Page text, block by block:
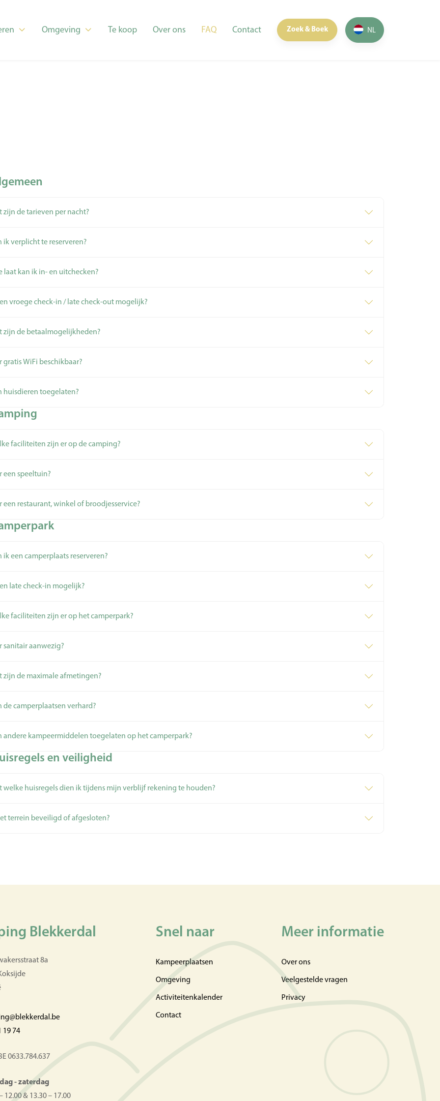
Omgeving Te koop Over ons FAQ Contact Zoek & Boek NL
zijn de tarieven per nacht?
ik verplicht te reserveren?
laat kan ik in- en uitchecken?
vroege check-in / late check-out mogelijk?
zijn de betaalmogelijkheden?
gratis WiFi beschikbaar?
huisdieren toegelaten?
faciliteiten zijn er op de camping?
een speeltuin?
een restaurant, winkel of broodjesservice?
ik een camperplaats reserveren?
late check-in mogelijk?
faciliteiten zijn er op het camperpark?
sanitair aanwezig?
zijn de maximale afmetingen?
de camperplaatsen verhard?
andere kampeermiddelen toegelaten op het camperpark?
en veiligheid
welke huisregels dien ik tijdens mijn verblijf rekening te houden?
terrein beveiligd of afgesloten?
Blekkerdal
8a
19 74
0633.784.637
- zaterdag
12.00 & 13.30 – 17.00
Snel naar
Kampeerplaatsen
Omgeving
Activiteitenkalender
Contact
Meer informatie
Over ons
Veelgestelde vragen
Privacy